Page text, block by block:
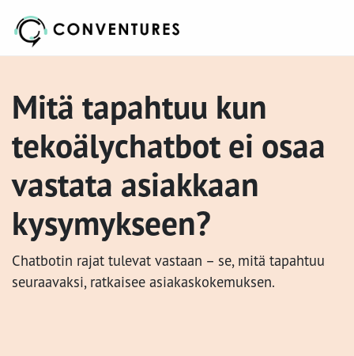
Mitä tapahtuu kun
tekoälychatbot ei osaa
vastata asiakkaan
kysymykseen?
Chatbotin rajat tulevat vastaan – se, mitä tapahtuu
seuraavaksi, ratkaisee asiakaskokemuksen.